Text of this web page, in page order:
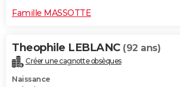
Famille MASSOTTE
Theophile LEBLANC (92 ans)
Créer une cagnotte obsèques
Naissance